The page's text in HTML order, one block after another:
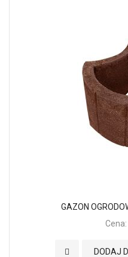
GAZON
Cena:
DODAJ
Dodaj do